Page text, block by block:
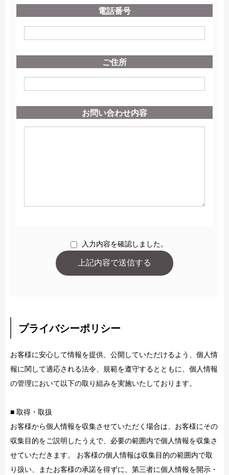
電話番号
ご住所
お問い合わせ内容
入力内容を確認しました。
プライバシーポリシー
お客様に安心して情報を提供、公開していただけるよう、個人情
報に関して適応される法令、規範を遵守するとともに、個人情報
の管理において以下の取り組みを実施いたしております。
■ 取得・取扱
お客様から個人情報を収集させていただく場合は、お客様にその
収集目的をご説明したうえで、必要の範囲内で個人情報を収集さ
せていただきます。 お客様の個人情報は収集目的の範囲内で取
り扱い、またお客様の承諾を得ずに、第三者に個人情報を開示・